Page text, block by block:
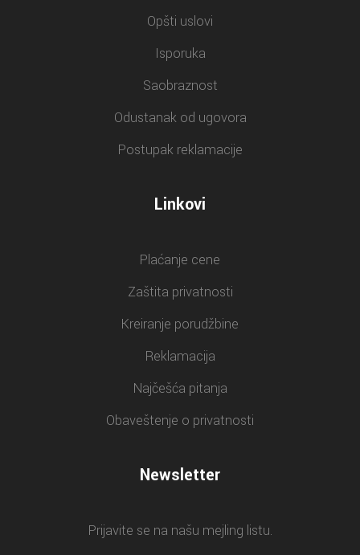
Opšti uslovi
Isporuka
Saobraznost
Odustanak od ugovora
Postupak reklamacije
Linkovi
Plaćanje cene
Zaštita privatnosti
Kreiranje porudžbine
Reklamacija
Najčešća pitanja
Obaveštenje o privatnosti
Newsletter
Prijavite se na našu mejling listu.